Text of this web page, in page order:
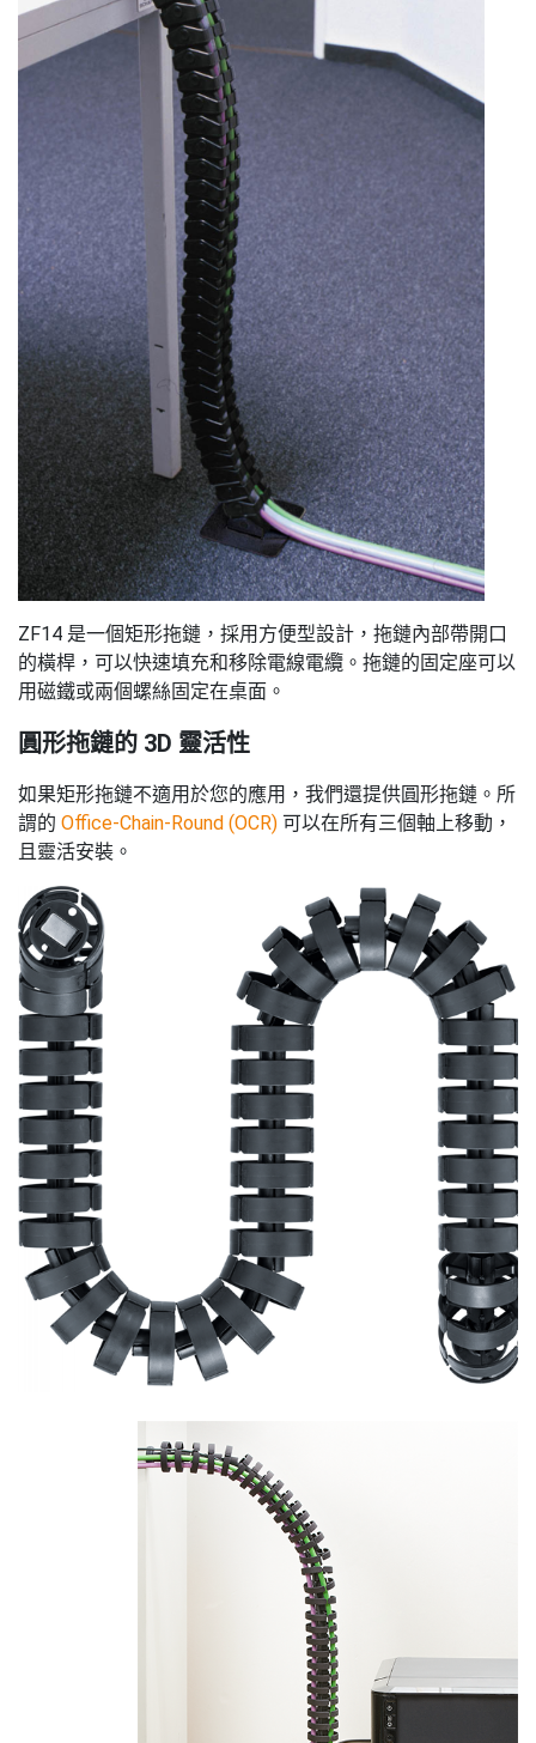
ZF14 是一個矩形拖鏈，採用方便型設計，拖鏈內部帶開口
的橫桿，可以快速填充和移除電線電纜。拖鏈的固定座可以
用磁鐵或兩個螺絲固定在桌面。
圓形拖鏈的 3D 靈活性
如果矩形拖鏈不適用於您的應用，我們還提供圓形拖鏈。所
謂的 Office-Chain-Round (OCR) 可以在所有三個軸上移動，
且靈活安裝。